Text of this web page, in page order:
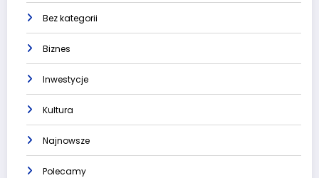
Bez kategorii
Biznes
Inwestycje
Kultura
Najnowsze
Polecamy